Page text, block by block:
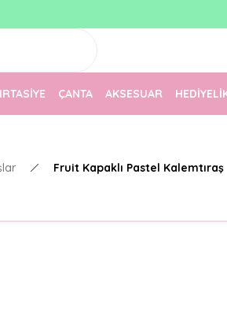
ÇANTA AKSESUAR
Fruit Kapaklı Pastel Kalemtıraş